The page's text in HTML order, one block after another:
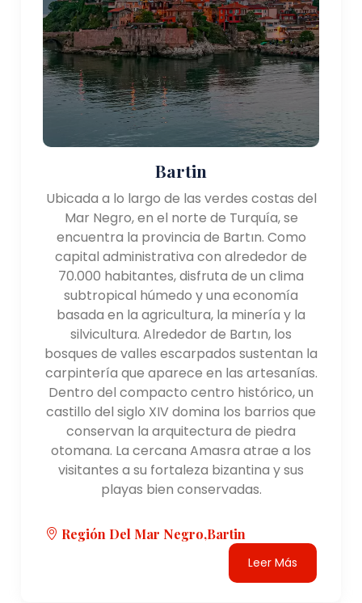
imperios griego y bizantino, y más tarde, del Imperio
Otomano. La arquitectura, la cocina y las artes y
artesanías tradicionales de la región reflejan este
patrimonio cultural diverso. La cocina local es
conocida por sus sabores únicos, con platos como
hamsi (anchoa), mıhlama (un plato de harina de
maíz y queso) y laz böreği (un pastel salado) que
En resumen, el La región del Mar Negro de Turquía
ofrece una combinación cautivadora de belleza
natural, sitios históricos y una cultura local vibrante.
Desde los impresionantes monasterios de Trabzon
hasta las pintorescas plantaciones de té de Rize y
los antiguos tesoros de Amasya, la región ofrece a
los visitantes una amplia gama de experiencias y la
oportunidad de explorar el encanto único de la
costa norte de Turquía.
Bartin
Ubicada a lo largo de las verdes costas del
Mar Negro, en el norte de Turquía, se
encuentra la provincia de Bartın. Como
capital administrativa con alrededor de
70.000 habitantes, disfruta de un clima
subtropical húmedo y una economía
basada en la agricultura, la minería y la
silvicultura. Alrededor de Bartın, los
bosques de valles escarpados sustentan la
carpintería que aparece en las artesanías.
Dentro del compacto centro histórico, un
castillo del siglo XIV domina los barrios que
conservan la arquitectura de piedra
otomana. La cercana Amasra atrae a los
visitantes a su fortaleza bizantina y sus
playas bien conservadas.
Región Del Mar Negro,Bartin
Leer Más